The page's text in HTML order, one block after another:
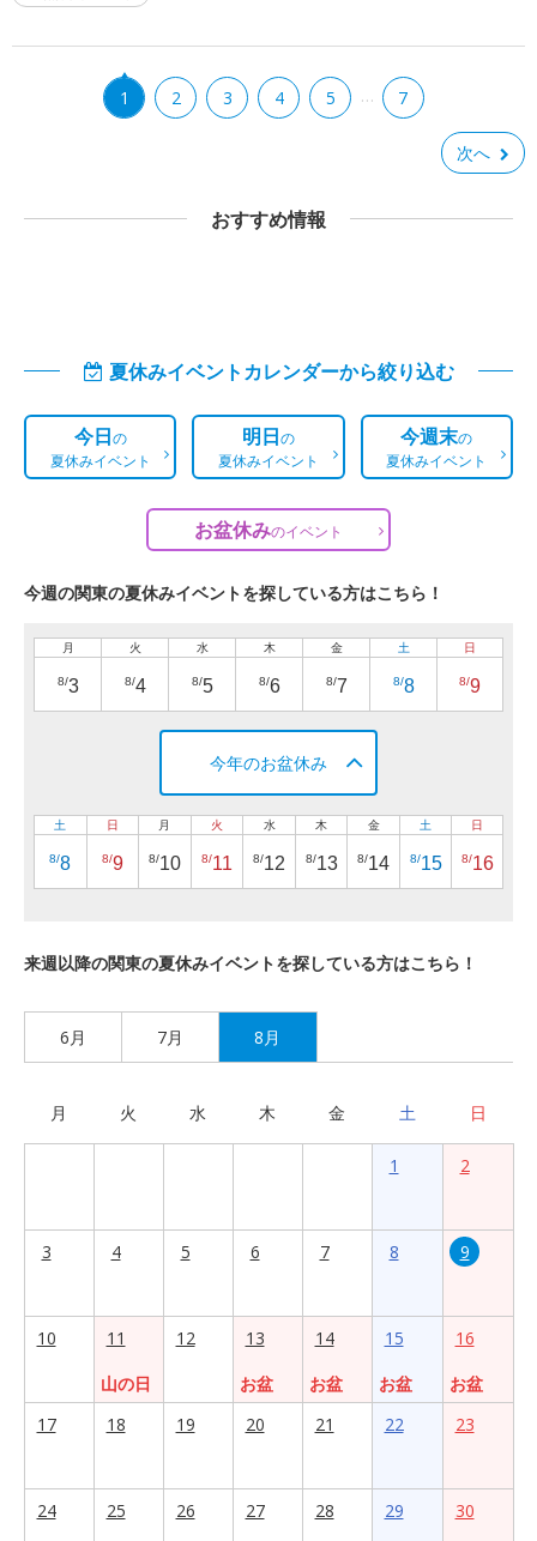
1 2 3 4 5 … 7
次へ
おすすめ情報
夏休みイベントカレンダーから絞り込む
今日の
夏休みイベント
明日の
夏休みイベント
今週末の
夏休みイベント
お盆休みのイベント
今週の関東の夏休みイベントを探している方はこちら！
月
8/3
火
8/4
水
8/5
木
8/6
金
8/7
土
8/8
日
8/9
今年のお盆休み
土
8/8
日
8/9
月
8/10
火
8/11
水
8/12
木
8/13
金
8/14
土
8/15
日
8/16
来週以降の関東の夏休みイベントを探している方はこちら！
6月 7月 8月
月 火 水 木 金 土 日
1 2
3 4 5 6 7 8 9
10
11
山の日
12
13
お盆
14
お盆
15
お盆
16
お盆
17
18 19 20 21 22 23
24 25 26 27 28 29 30